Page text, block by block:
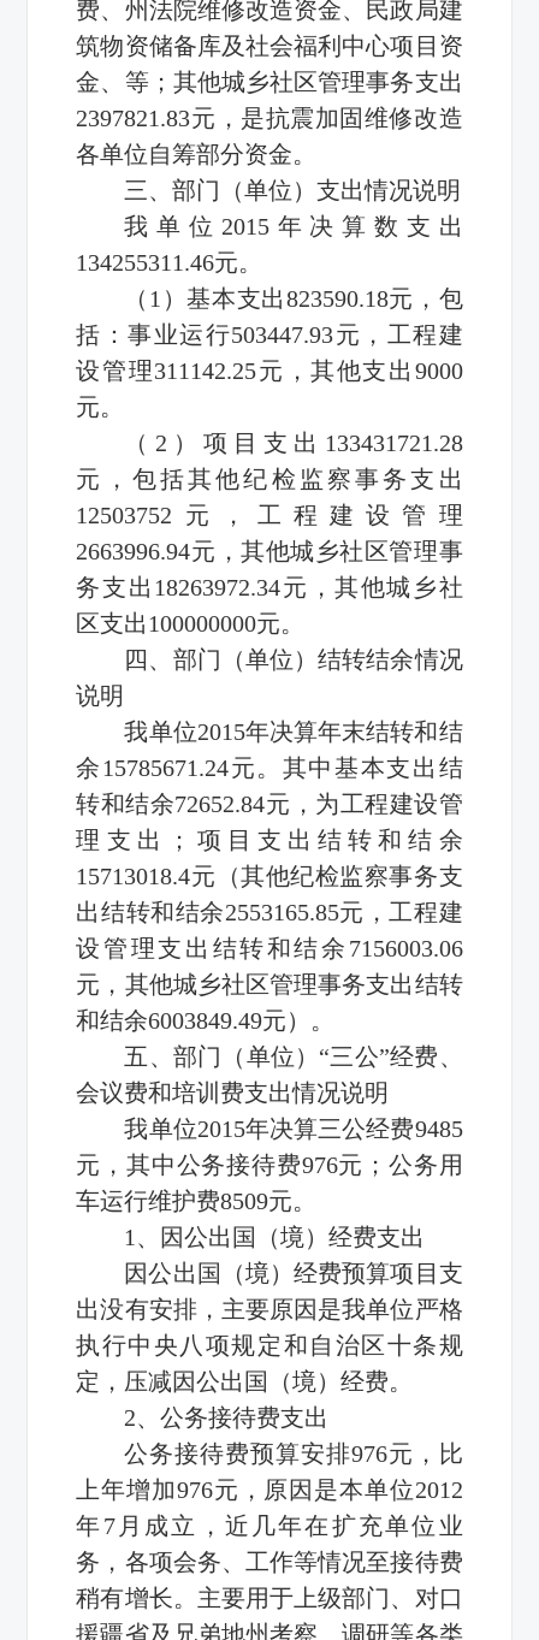
费、州法院维修改造资金、民政局建
筑物资储备库及社会福利中心项目资
金、等；其他城乡社区管理事务支出
2397821.83元，是抗震加固维修改造
各单位自筹部分资金。
三、部门（单位）支出情况说明
我单位2015年决算数支出
134255311.46元。
（1）基本支出823590.18元，包
括：事业运行503447.93元，工程建
设管理311142.25元，其他支出9000
元。
（2）项目支出133431721.28
元，包括其他纪检监察事务支出
12503752元，工程建设管理
2663996.94元，其他城乡社区管理事
务支出18263972.34元，其他城乡社
区支出100000000元。
四、部门（单位）结转结余情况
说明
我单位2015年决算年末结转和结
余15785671.24元。其中基本支出结
转和结余72652.84元，为工程建设管
理支出；项目支出结转和结余
15713018.4元（其他纪检监察事务支
出结转和结余2553165.85元，工程建
设管理支出结转和结余7156003.06
元，其他城乡社区管理事务支出结转
和结余6003849.49元）。
五、部门（单位）“三公”经费、
会议费和培训费支出情况说明
我单位2015年决算三公经费9485
元，其中公务接待费976元；公务用
车运行维护费8509元。
1、因公出国（境）经费支出
因公出国（境）经费预算项目支
出没有安排，主要原因是我单位严格
执行中央八项规定和自治区十条规
定，压减因公出国（境）经费。
2、公务接待费支出
公务接待费预算安排976元，比
上年增加976元，原因是本单位2012
年7月成立，近几年在扩充单位业
务，各项会务、工作等情况至接待费
稍有增长。主要用于上级部门、对口
援疆省及兄弟地州考察、调研等各类